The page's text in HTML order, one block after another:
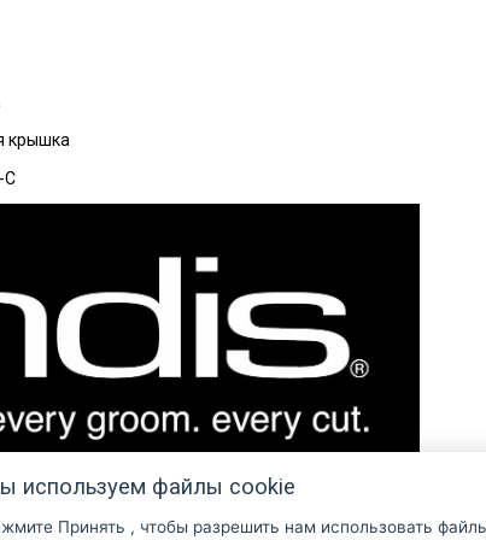
крышка
C
используем файлы cookie
Принять , чтобы разрешить нам использовать